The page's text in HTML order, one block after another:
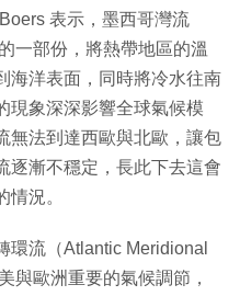
表示，墨西哥灣流
一部份，將熱帶地區的溫
海洋表面，同時將冷水往南
現象深深影響全球氣候模
無法到達西歐與北歐，讓包
逐漸不穩定，長此下去這會
況。
環流（Atlantic Meridional
與歐洲重要的氣候調節，